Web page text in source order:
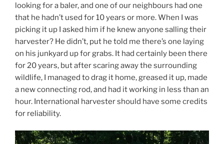
looking for a baler, and one of our neighbours had one
that he hadn’t used for 10 years or more. When I was
picking it up I asked him if he knew anyone salling their
harvester? He didn’t, put he told me there’s one laying
on his junkyard up for grabs. It had certainly been there
for 20 years, but after scaring away the surrounding
wildlife, I managed to drag it home, greased it up, made
a new connecting rod, and had it working in less than an
hour. International harvester should have some credits
for reliability.